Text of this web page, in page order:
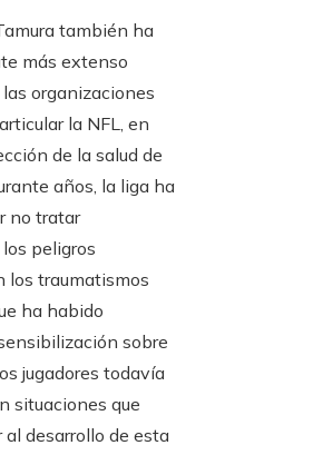
también ha
más extenso
organizaciones
la NFL, en
de la salud de
años, la liga ha
no tratar
peligros
los traumatismos
ha habido
sobre
jugadores todavía
situaciones que
al desarrollo de esta